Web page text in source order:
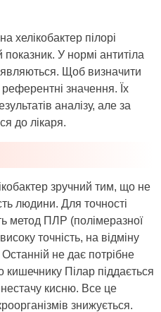
хелікобактер пілорі
показник. У нормі антитіла
Щоб визначити
референтні значення. Їх
аналізу, але за
до лікаря.
зручний тим, що не
людини. Для точності
метод ПЛР (полімеразної
точність, на відміну
Останній не дає потрібне
Пілар піддається
нестачу кисню. Все це
знижується.